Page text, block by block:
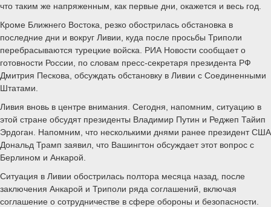
что таким же напряженным, как первые дни, окажется и весь год.
Кроме Ближнего Востока, резко обострилась обстановка в
последние дни и вокруг Ливии, куда после просьбы Триполи
перебрасываются турецкие войска. РИА Новости сообщает о
готовности России, по словам пресс-секретаря президента РФ
Дмитрия Пескова, обсуждать обстановку в Ливии с Соединенными
Штатами.
Ливия вновь в центре внимания. Сегодня, напомним, ситуацию в
этой стране обсудят президенты Владимир Путин и Реджеп Тайип
Эрдоган. Напомним, что несколькими днями ранее президент США
Дональд Трамп заявил, что Вашингтон обсуждает этот вопрос с
Берлином и Анкарой.
Ситуация в Ливии обострилась полтора месяца назад, после
заключения Анкарой и Триполи ряда соглашений, включая
соглашение о сотрудничестве в сфере обороны и безопасности.